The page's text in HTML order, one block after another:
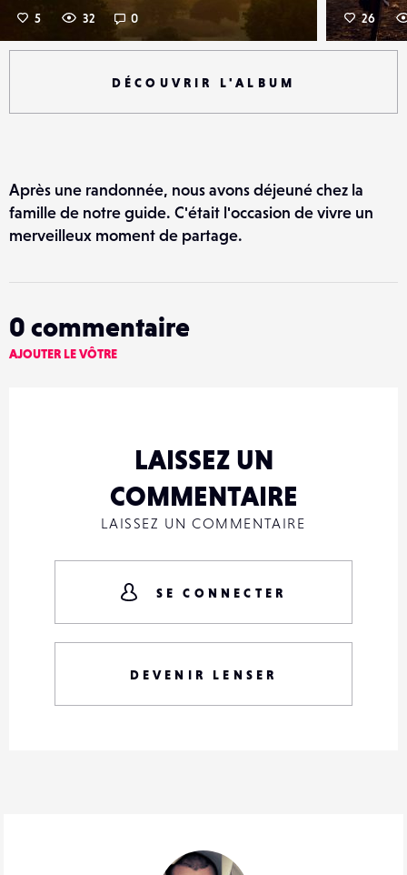
5 32 0 26
DÉCOUVRIR L'ALBUM
Après une randonnée, nous avons déjeuné chez la
famille de notre guide. C'était l'occasion de vivre un
merveilleux moment de partage.
0 commentaire
AJOUTER LE VÔTRE
LAISSEZ UN
COMMENTAIRE
LAISSEZ UN COMMENTAIRE
SE CONNECTER
DEVENIR LENSER